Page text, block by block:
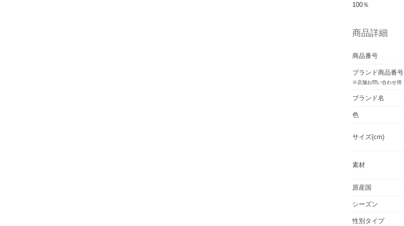
100％
商品詳細
商品番号
ブランド商品番号
※店舗お問い合わせ用
ブランド名
色
サイズ(cm)
素材
原産国
シーズン
性別タイプ